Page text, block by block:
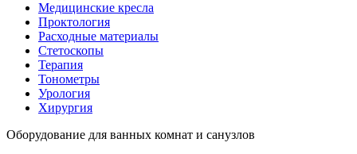
Медицинские кресла
Проктология
Расходные материалы
Стетоскопы
Терапия
Тонометры
Урология
Хирургия
Оборудование для ванных комнат и санузлов